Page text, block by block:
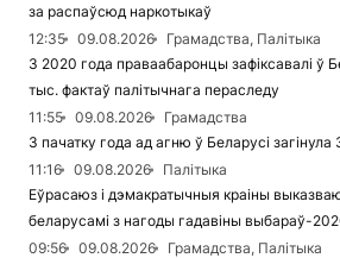
за распаўсюд наркотыкаў
12:35
09.08.2026
Грамадства, Палітыка
З 2020 года праваабаронцы зафіксавалі ў
тыс. фактаў палітычнага пераследу
11:55
09.08.2026
Грамадства
З пачатку года ад агню ў Беларусі
11:16
09.08.2026
Палітыка
Еўрасаюз і дэмакратычныя краіны
беларусамі з нагоды гадавіны выбараў-
09:56
09.08.2026
Грамадства, Палітыка